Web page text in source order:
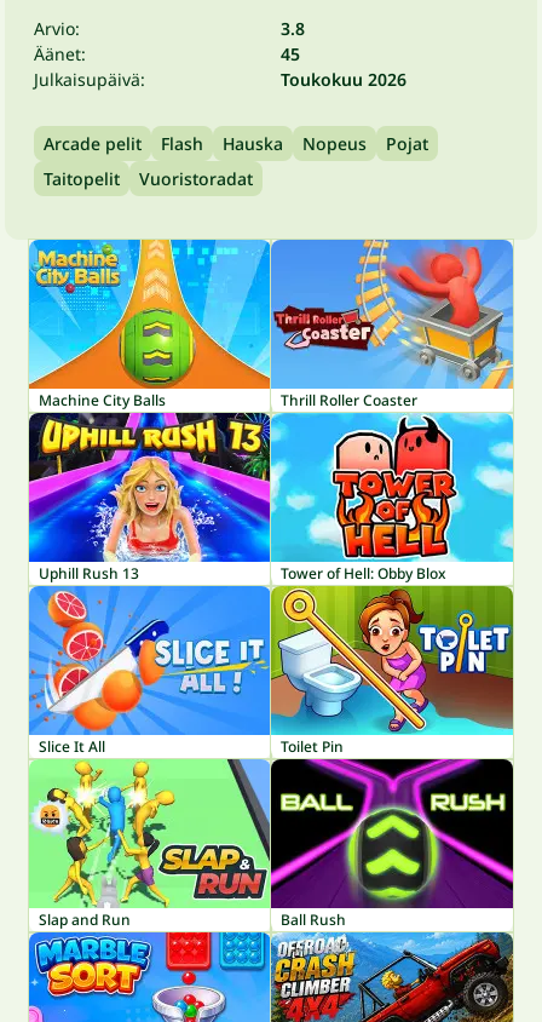
Arvio:
3.8
Äänet:
45
Julkaisupäivä:
Toukokuu 2026
Arcade pelit Flash Hauska Nopeus
Pojat
Taitopelit
Vuoristoradat
Machine City Balls Thrill Roller Coaster
Uphill Rush 13 Tower of Hell: Obby Blox
Slice It All Toilet Pin
Slap and Run Ball Rush